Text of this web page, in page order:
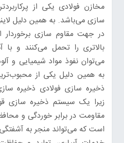
مخازن فولادی یکی از
سازی می‌باشد. به همین دلیل
در جهت مقاوم سازی
بالاتری را تحمل می‌کنند و
می‌توان نفوذ مواد شیمیایی و
به همین دلیل یکی از
ذخیره سازی فولادی ذخیره
زیرا یک سیستم ذخیره سازی
مقاومت در برابر خوردگی و
است که می‌تواند منجر به